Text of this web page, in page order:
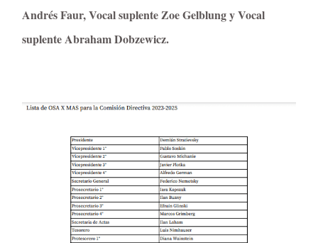
Andrés Faur, Vocal suplente Zoe Gelblung y Vocal
suplente Abraham Dobzewicz.